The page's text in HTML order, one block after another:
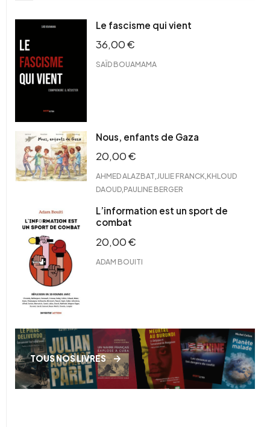
Le fascisme qui vient
36,00€
SAÏD BOUAMAMA
Nous, enfants de Gaza
20,00€
AHMED ALAZBAT JULIE FRANCK KHLOUD
DAOUD PAULINE BERGER
L’information est un sport de
combat
20,00€
ADAM BOUITI
TOUS NOS LIVRES